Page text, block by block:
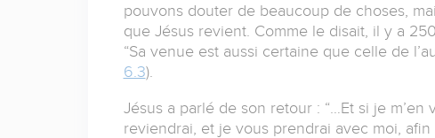
pouvons douter de beaucoup de choses,
que Jésus revient. Comme le disait, il y a
“Sa venue est aussi certaine que celle de
6.3).
Jésus a parlé de son retour : “…Et si je
reviendrai, et je vous prendrai avec moi,